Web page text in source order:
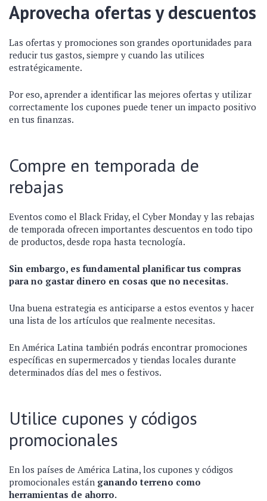
Aprovecha ofertas y descuentos
Las ofertas y promociones son grandes oportunidades para
reducir tus gastos, siempre y cuando las utilices
estratégicamente.
Por eso, aprender a identificar las mejores ofertas y utilizar
correctamente los cupones puede tener un impacto positivo
en tus finanzas.
Compre en temporada de
rebajas
Eventos como el Black Friday, el Cyber ​​Monday y las rebajas
de temporada ofrecen importantes descuentos en todo tipo
de productos, desde ropa hasta tecnología.
Sin embargo, es fundamental planificar tus compras
para no gastar dinero en cosas que no necesitas.
Una buena estrategia es anticiparse a estos eventos y hacer
una lista de los artículos que realmente necesitas.
En América Latina también podrás encontrar promociones
específicas en supermercados y tiendas locales durante
determinados días del mes o festivos.
Utilice cupones y códigos
promocionales
En los países de América Latina, los cupones y códigos
promocionales están ganando terreno como
herramientas de ahorro.